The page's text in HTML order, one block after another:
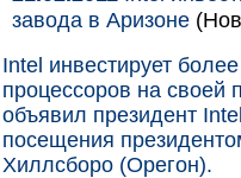
завода в Аризоне
Intel инвестирует
процессоров на
объявил президент
посещения
Хиллсборо (Орегон).